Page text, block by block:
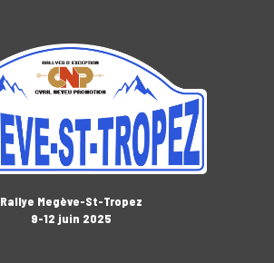
Rallye Megève-St-Tropez
9-12 juin 2025